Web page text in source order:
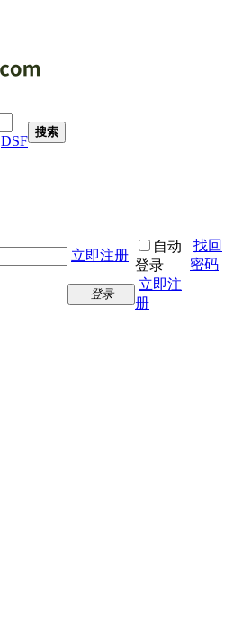
DSF
搜索
立即注册
自动
登录
找回
密码
登录
立即注
册